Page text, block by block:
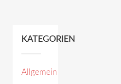
KATEGORIEN
Allgemein